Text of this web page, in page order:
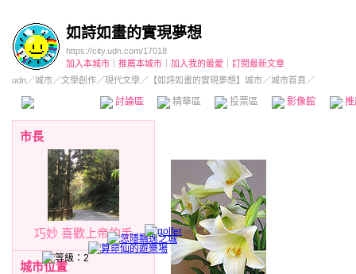
如詩如畫的實現夢想
https://city.udn.com/17018
加入本城市
推薦本城市 加入我的最愛
訂閱最新文章
udn／城市／文學創作／現代文學／ 【如詩如畫的實現夢想】城市／城市首頁／
討論區 精華區 投票區 影像館
市長
巧妙 喜歡上帝的手
城市位置